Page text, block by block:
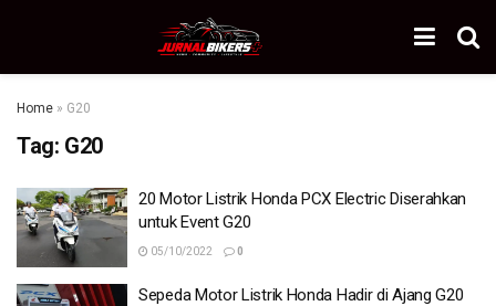
Home » G20
Tag: G20
20 Motor Listrik Honda PCX Electric Diserahkan
untuk Event G20
05/10/2022 0
Sepeda Motor Listrik Honda Hadir di Ajang G20